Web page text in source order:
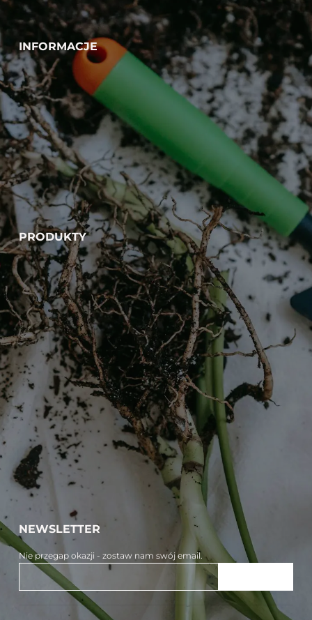
INFORMACJE
PRODUKTY
NEWSLETTER
Nie przegap okazji - zostaw nam swój email.